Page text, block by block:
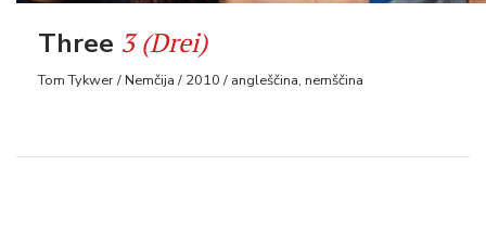
Three 3 (Drei)
Tom Tykwer / Nemčija / 2010 / angleščina, nemščina